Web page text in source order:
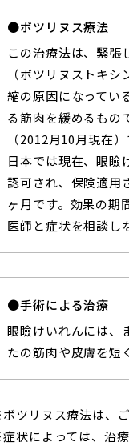
ボツリヌス療法
この治療法は、緊張
（ボツリヌストキ
縮の原因になってい
る筋肉を緩めるもの
（2012月10月現在
日本では現在、眼瞼
認可され、保険適用
ヶ月です。効果の期
医師と症状を相談し
手術による治療
眼瞼けいれんには、
たの筋肉や皮膚を短
ツリヌス療法は、
状によっては、治